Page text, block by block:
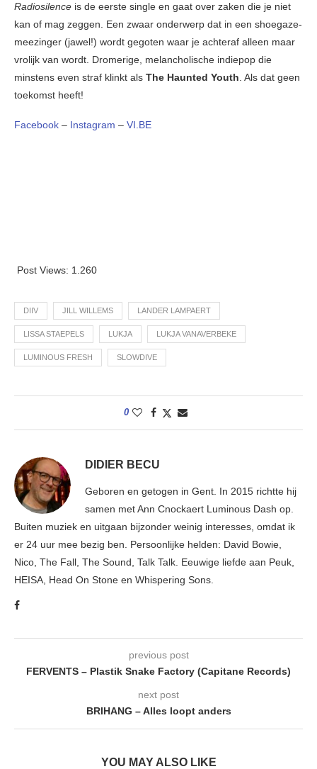
Radiosilence is de eerste single en gaat over zaken die je niet
kan of mag zeggen. Een zwaar onderwerp dat in een shoegaze-
meezinger (jawel!) wordt gegoten waar je achteraf alleen maar
vrolijk van wordt. Dromerige, melancholische indiepop die
minstens even straf klinkt als The Haunted Youth . Als dat geen
toekomst heeft!
Facebook – Instagram – VI.BE
Post Views: 1.260
DIIV JILL WILLEMS LANDER LAMPAERT
LISSA STAEPELS LUKJA LUKJA VANAVERBEKE
LUMINOUS FRESH SLOWDIVE
0
DIDIER BECU
Geboren en getogen in Gent. In 2015 richtte hij
samen met Ann Cnockaert Luminous Dash op.
Buiten muziek en uitgaan bijzonder weinig interesses, omdat ik
er 24 uur mee bezig ben. Persoonlijke helden: David Bowie,
Nico, The Fall, The Sound, Talk Talk. Eeuwige liefde aan Peuk,
HEISA, Head On Stone en Whispering Sons.
previous post
FERVENTS – Plastik Snake Factory (Capitane Records)
next post
BRIHANG – Alles loopt anders
YOU MAY ALSO LIKE